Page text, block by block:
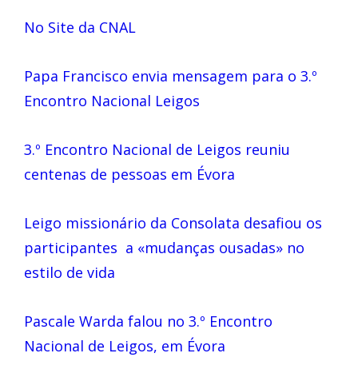
No Site da CNAL
Papa Francisco envia mensagem para o 3.º
Encontro Nacional Leigos
3.º Encontro Nacional de Leigos reuniu
centenas de pessoas em Évora
Leigo missionário da Consolata desafiou os
participantes a «mudanças ousadas» no
estilo de vida
Pascale Warda falou no 3.º Encontro
Nacional de Leigos, em Évora